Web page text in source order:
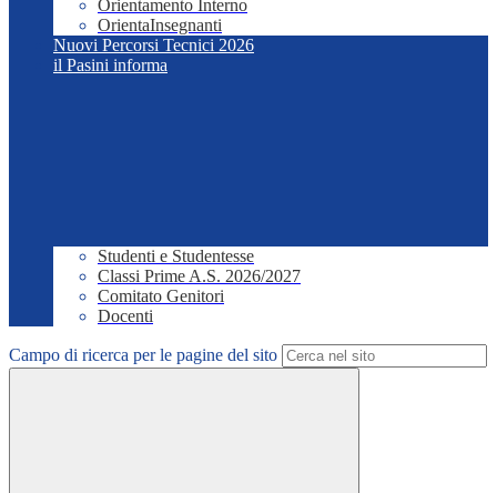
Orientamento Interno
OrientaInsegnanti
Nuovi Percorsi Tecnici 2026
il Pasini informa
Studenti e Studentesse
Classi Prime A.S. 2026/2027
Comitato Genitori
Docenti
Campo di ricerca per le pagine del sito